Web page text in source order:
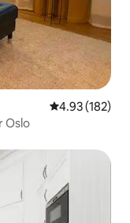
Penarafan
4.93 (182)
Oslo